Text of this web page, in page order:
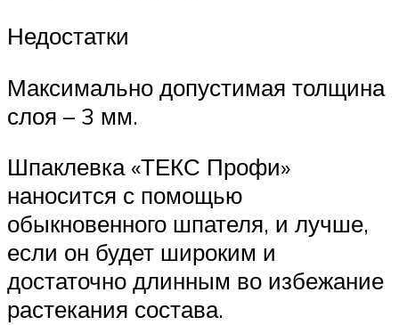
Недостатки
Максимально допустимая толщина
слоя – 3 мм.
Шпаклевка «ТЕКС Профи»
наносится с помощью
обыкновенного шпателя, и лучше,
если он будет широким и
достаточно длинным во избежание
растекания состава.